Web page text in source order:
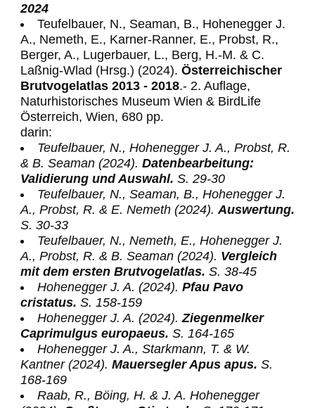
2024
Teufelbauer, N., Seaman, B., Hohenegger J.
A., Nemeth, E., Karner-Ranner, E., Probst, R.,
Berger, A., Lugerbauer, L., Berg, H.-M. & C.
Laßnig-Wlad (Hrsg.) (2024). Österreichischer
Brutvogelatlas 2013 - 2018.- 2. Auflage,
Naturhistorisches Museum Wien & BirdLife
Österreich, Wien, 680 pp.
darin:
Teufelbauer, N., Hohenegger J. A., Probst, R.
& B. Seaman (2024). Datenbearbeitung:
Validierung und Auswahl. S. 29-30
Teufelbauer, N., Seaman, B., Hohenegger J.
A., Probst, R. & E. Nemeth (2024). Auswertung.
S. 30-33
Teufelbauer, N., Nemeth, E., Hohenegger J.
A., Probst, R. & B. Seaman (2024). Vergleich
mit dem ersten Brutvogelatlas. S. 38-45
Hohenegger J. A. (2024). Pfau Pavo
cristatus. S. 158-159
Hohenegger J. A. (2024).Ziegenmelker
Caprimulgus europaeus. S. 164-165
Hohenegger J. A., Starkmann, T. & W.
Kantner (2024). Mauersegler Apus apus. S.
168-169
Raab, R., Böing, H. & J. A. Hohenegger